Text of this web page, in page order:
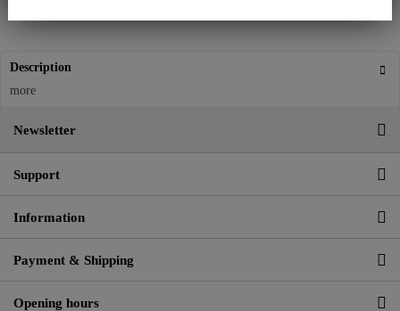
Description
more
Newsletter
Support
Information
Payment & Shipping
Opening hours